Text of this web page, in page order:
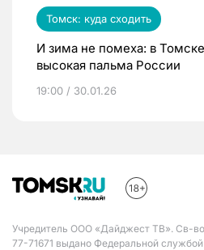
Томск: куда сходить
И зима не помеха: в
высокая пальма России
19:00 / 30.01.26
Учредитель ООО «Дайджест ТВ». Св-
77-71671 выдано Федеральной